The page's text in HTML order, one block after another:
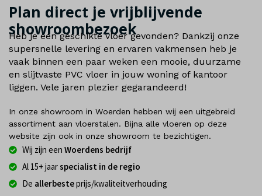
Plan direct je vrijblijvende
showroombezoek
Heb je een geschikte vloer gevonden? Dankzij onze
supersnelle levering en ervaren vakmensen heb je
vaak binnen een paar weken een mooie, duurzame
en slijtvaste PVC vloer in jouw woning of kantoor
liggen. Vele jaren plezier gegarandeerd!
In onze showroom in Woerden hebben wij een uitgebreid
assortiment aan vloerstalen. Bijna alle vloeren op deze
website zijn ook in onze showroom te bezichtigen.
Wij zijn een Woerdens bedrijf
Al 15+ jaarspecialist in de regio
De allerbesteprijs/kwaliteitverhouding